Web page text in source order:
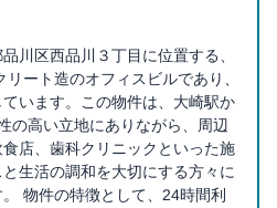
川区西品川３丁目に位置する、
ート造のオフィスビルであり、
います。この物件は、大崎駅か
の高い立地にありながら、周辺
店、歯科クリニックといった施
生活の調和を大切にする方々に
物件の特徴として、24時間利